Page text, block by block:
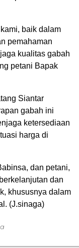
baik dalam
pemahaman
kualitas gabah
petani Bapak
Siantar
gabah ini
ketersediaan
harga di
dan petani,
dan
khususnya dalam
(J.sinaga)